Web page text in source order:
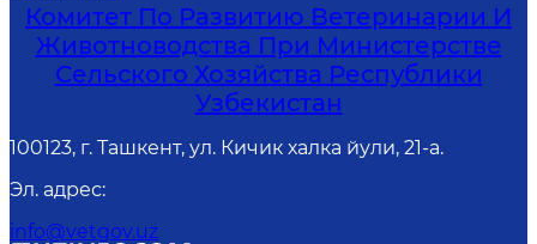
Комитет По Развитию Ветеринарии И
Животноводства При Министерстве
Сельского Хозяйства Республики
Узбекистан
100123, г. Ташкент, ул. Кичик халка йули, 21-а.
Эл. адрес:
info@vetgov.uz